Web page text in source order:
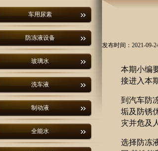
车用尿素
防冻液设备
玻璃水
洗车液
制动液
全能水
发布时间：2021-09-
本期小编
接进入本
到汽车防
垢及防锈
灾并危及
选择防冻